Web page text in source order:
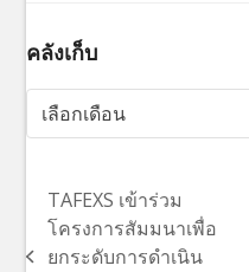
คลังเก็บ
คลัง
เก็บ
TAFEXS เข้าร่วม
โครงการสัมมนาเพื่อ
ยกระดับการดำเนิน